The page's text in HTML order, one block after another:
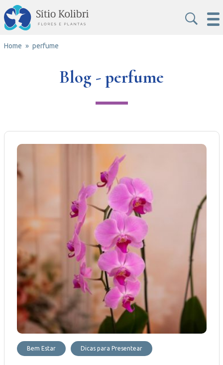
Home perfume
Blog - perfume
Bem Estar Dicas para Presentear